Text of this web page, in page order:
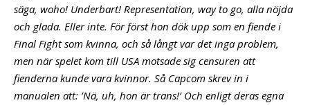
säga, woho! Underbart! Representation, way to go, alla nöjda
och glada. Eller inte. För först hon dök upp som en fiende i
Final Fight som kvinna, och så långt var det inga problem,
men när spelet kom till USA motsade sig censuren att
fienderna kunde vara kvinnor. Så Capcom skrev in i
manualen att: ’Nä, uh, hon är trans!’ Och enligt deras egna